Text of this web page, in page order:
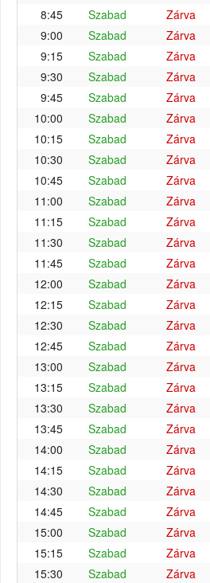
8:45
Szabad Zárva
9:00
Szabad Zárva
9:15
Szabad Zárva
9:30
Szabad Zárva
9:45
Szabad Zárva
10:00
Szabad Zárva
10:15
Szabad Zárva
10:30
Szabad Zárva
10:45
Szabad Zárva
11:00
Szabad Zárva
11:15
Szabad Zárva
11:30
Szabad Zárva
11:45
Szabad Zárva
12:00
Szabad Zárva
12:15
Szabad Zárva
12:30
Szabad Zárva
12:45
Szabad Zárva
13:00
Szabad Zárva
13:15
Szabad Zárva
13:30
Szabad Zárva
13:45
Szabad Zárva
14:00
Szabad Zárva
14:15
Szabad Zárva
14:30
Szabad Zárva
14:45
Szabad Zárva
15:00
Szabad Zárva
15:15
Szabad Zárva
15:30
Szabad Zárva